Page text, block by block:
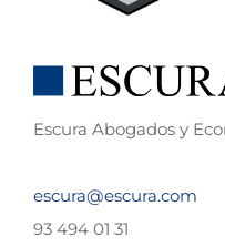
Escura Abogados y
escura@escura.com
93 494 01 31